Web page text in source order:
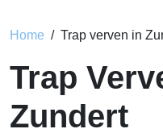
Home Trap verven in
Trap
Zundert